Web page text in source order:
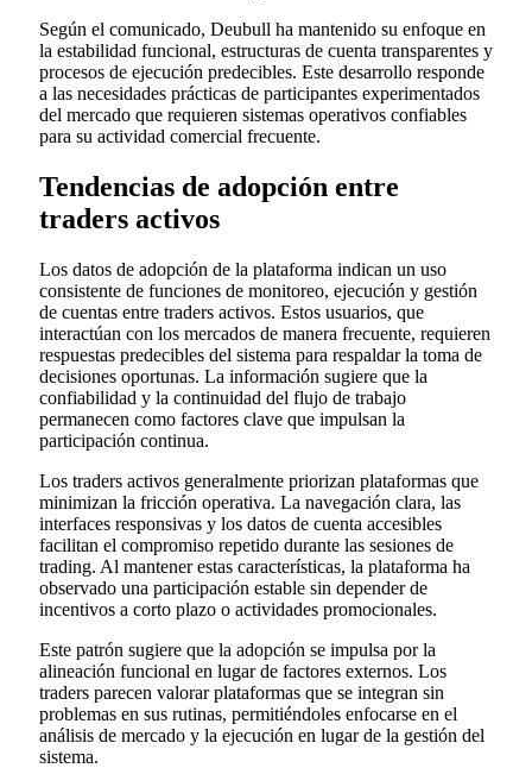
Según el comunicado, Deubull ha mantenido su enfoque en
la estabilidad funcional, estructuras de cuenta transparentes y
procesos de ejecución predecibles. Este desarrollo responde
a las necesidades prácticas de participantes experimentados
del mercado que requieren sistemas operativos confiables
para su actividad comercial frecuente.
Tendencias de adopción entre
traders activos
Los datos de adopción de la plataforma indican un uso
consistente de funciones de monitoreo, ejecución y gestión
de cuentas entre traders activos. Estos usuarios, que
interactúan con los mercados de manera frecuente, requieren
respuestas predecibles del sistema para respaldar la toma de
decisiones oportunas. La información sugiere que la
confiabilidad y la continuidad del flujo de trabajo
permanecen como factores clave que impulsan la
participación continua.
Los traders activos generalmente priorizan plataformas que
minimizan la fricción operativa. La navegación clara, las
interfaces responsivas y los datos de cuenta accesibles
facilitan el compromiso repetido durante las sesiones de
trading. Al mantener estas características, la plataforma ha
observado una participación estable sin depender de
incentivos a corto plazo o actividades promocionales.
Este patrón sugiere que la adopción se impulsa por la
alineación funcional en lugar de factores externos. Los
traders parecen valorar plataformas que se integran sin
problemas en sus rutinas, permitiéndoles enfocarse en el
análisis de mercado y la ejecución en lugar de la gestión del
sistema.